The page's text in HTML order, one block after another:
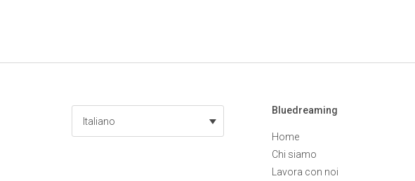
Italiano
Bluedreaming
Home
Chi siamo
Lavora con noi